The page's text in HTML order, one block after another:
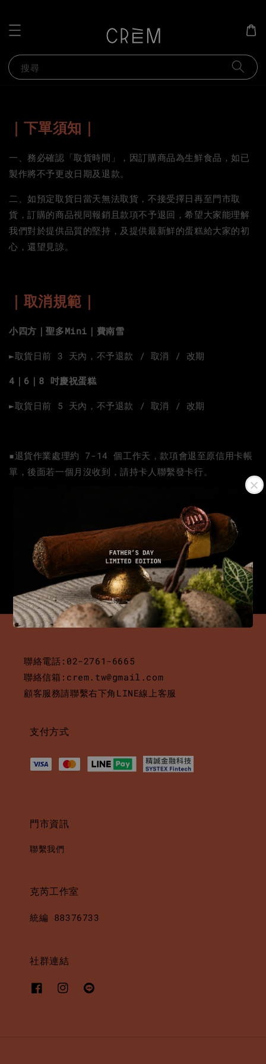
搜尋
｜下單須知｜
一、務必確認「取貨時間」，因訂購商品為生鮮食品，如已
製作將不予更改日期及退款。
二、如預定取貨日當天無法取貨，不接受擇日再至門市取
貨，訂購的商品視同報銷且款項不予退回，希望大家能理解
我們對於提供品質的堅持，及提供最新鮮的蛋糕給大家的初
心，還望見諒。
｜取消規範｜
小四方｜聖多Mini｜費南雪
►取貨日前 3 天內，不予退款 / 取消 / 改期
4｜6｜8 吋慶祝蛋糕
►取貨日前 5 天內，不予退款 / 取消 / 改期
▪️退貨作業處理約 7-14 個工作天，款項會退至原信用卡帳
單，後面若一個月沒收到，請持卡人聯繫發卡行。
聯絡電話:02-2761-6665
聯絡信箱:crem.tw@gmail.com
顧客服務請聯繫右下角LINE線上客服
支付方式
門市資訊
聯繫我們
克芮工作室
統編 88376733
社群連結